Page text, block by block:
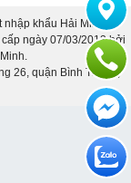
nhập khẩu Hải Minh.
ngày 07/03/2013 bởi
26, quận Bình Thạnh,